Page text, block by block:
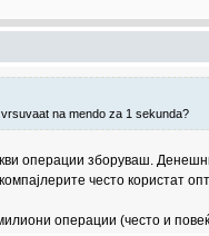
na mendo za 1 sekunda?
операции зборуваш.
често користат
операции (често и